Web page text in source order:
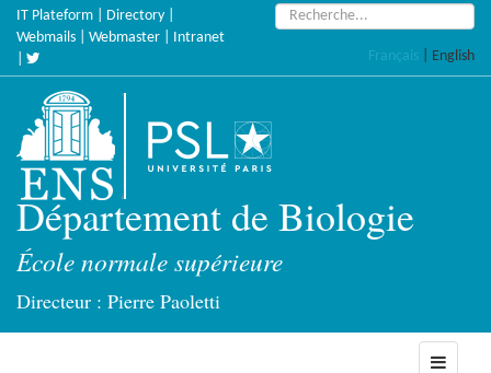
Skip
main
IT Plateform Directory
Webmails
Webmaster
Intranet
Search:
Français English
Département de Biologie
École normale supérieure
Directeur : Pierre Paoletti
Toggle